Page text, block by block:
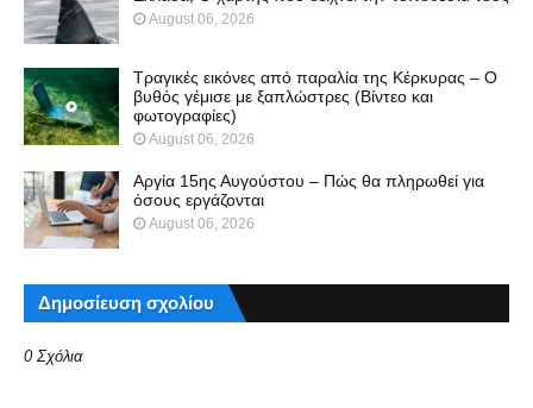
August 06, 2026
Τραγικές εικόνες από παραλία της Κέρκυρας – Ο
βυθός γέμισε με ξαπλώστρες (Βίντεο και
φωτογραφίες)
August 06, 2026
Αργία 15ης Αυγούστου – Πώς θα πληρωθεί για
όσους εργάζονται
August 06, 2026
Δημοσίευση σχολίου
0 Σχόλια